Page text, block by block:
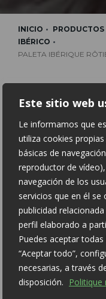
Este sitio web
Le informamos que
utiliza cookies
básicas de
reproductor de
navegación de los
servicios que en él
publicidad
perfil elaborado a
Puedes aceptar
“Aceptar todo”,
necesarias, a través
disposición. Politique
INICIO PRODUCTOS
IBÉRICO
PALETA IBÉRIQUE
PALETA
BOIS DE
Information